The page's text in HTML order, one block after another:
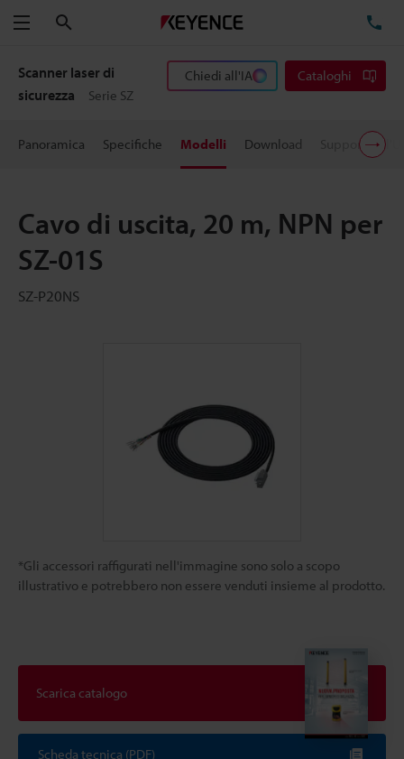
Menu
Scanner laser di
sicurezza
Serie SZ
Chiedi all'IA Cataloghi
Panoramica Specifiche Modelli Download Supporto
Cavo di uscita, 20 m, NPN per
SZ-01S
SZ-P20NS
*Gli accessori raffigurati nell'immagine sono solo a scopo
illustrativo e potrebbero non essere venduti insieme al prodotto.
Scarica catalogo
Scheda tecnica (PDF)